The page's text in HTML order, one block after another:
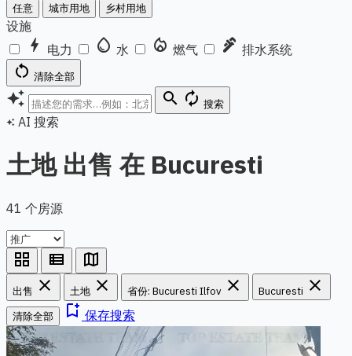
任意 城市用地 乡村用地
设施
bolt 电力 water_drop 水 local_fire_department 燃气 plumbing 排水系统
restart_alt 清除全部
auto_awesome search autorenew 搜索
auto_awesome AI 搜索
土地 出售 在 Bucuresti
41 个房源
grid_view view_list map
出售 close 土地 close 省份: Bucuresti Ilfov close Bucuresti close
清除全部 bookmark_add 保存搜索